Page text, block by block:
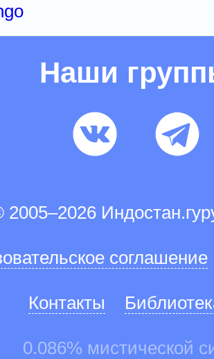
Наши
2005–2026
соглашение
Контакты
0.086% мистической